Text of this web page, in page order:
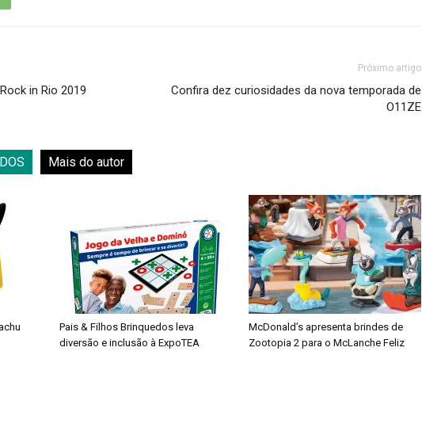
in Rio 2019
Próximo artigo
Confira dez curiosidades da nova temporada de
O11ZE
Mais do autor
Pais & Filhos Brinquedos leva
diversão e inclusão à ExpoTEA
McDonald’s apresenta brindes de
Zootopia 2 para o McLanche Feliz